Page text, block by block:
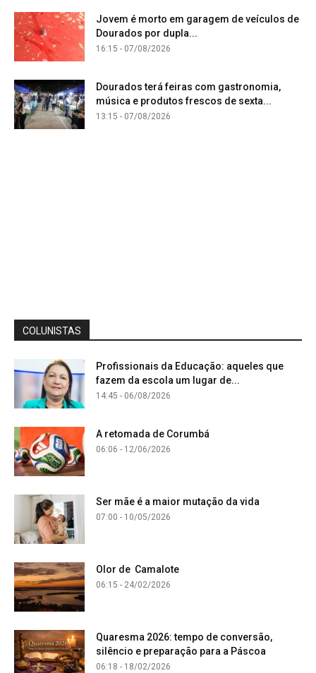
Jovem é morto em garagem de veículos de
Dourados por dupla...
16:15 - 07/08/2026
Dourados terá feiras com gastronomia,
música e produtos frescos de sexta...
13:15 - 07/08/2026
COLUNISTAS
Profissionais da Educação: aqueles que
fazem da escola um lugar de...
14:45 - 06/08/2026
A retomada de Corumbá
06:06 - 12/06/2026
Ser mãe é a maior mutação da vida
07:00 - 10/05/2026
Olor de Camalote
06:15 - 24/02/2026
Quaresma 2026: tempo de conversão,
silêncio e preparação para a Páscoa
06:18 - 18/02/2026